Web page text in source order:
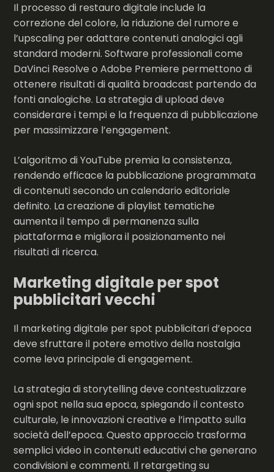
Il processo di restauro digitale include la
correzione del colore, la riduzione del rumore e
l’upscaling per adattare contenuti analogici agli
standard moderni. Software professionali come
DaVinci Resolve o Adobe Premiere permettono di
ottenere risultati di qualità broadcast partendo da
fonti analogiche. La strategia di upload deve
considerare i tempi e la frequenza di pubblicazione
per massimizzare l’engagement.
L’algoritmo di YouTube premia la consistenza,
rendendo efficace la pubblicazione programmata
di contenuti secondo un calendario editoriale
definito. La creazione di playlist tematiche
aumenta il tempo di permanenza sulla
piattaforma e migliora il posizionamento nei
risultati di ricerca.
Marketing digitale per spot
pubblicitari vecchi
Il marketing digitale per spot pubblicitari d’epoca
deve sfruttare il potere emotivo della nostalgia
come leva principale di engagement.
La strategia di storytelling deve contestualizzare
ogni spot nella sua epoca, spiegando il contesto
culturale, le innovazioni creative e l’impatto sulla
società dell’epoca. Questo approccio trasforma
semplici video in contenuti educativi che generano
condivisioni e commenti. Il retargeting su